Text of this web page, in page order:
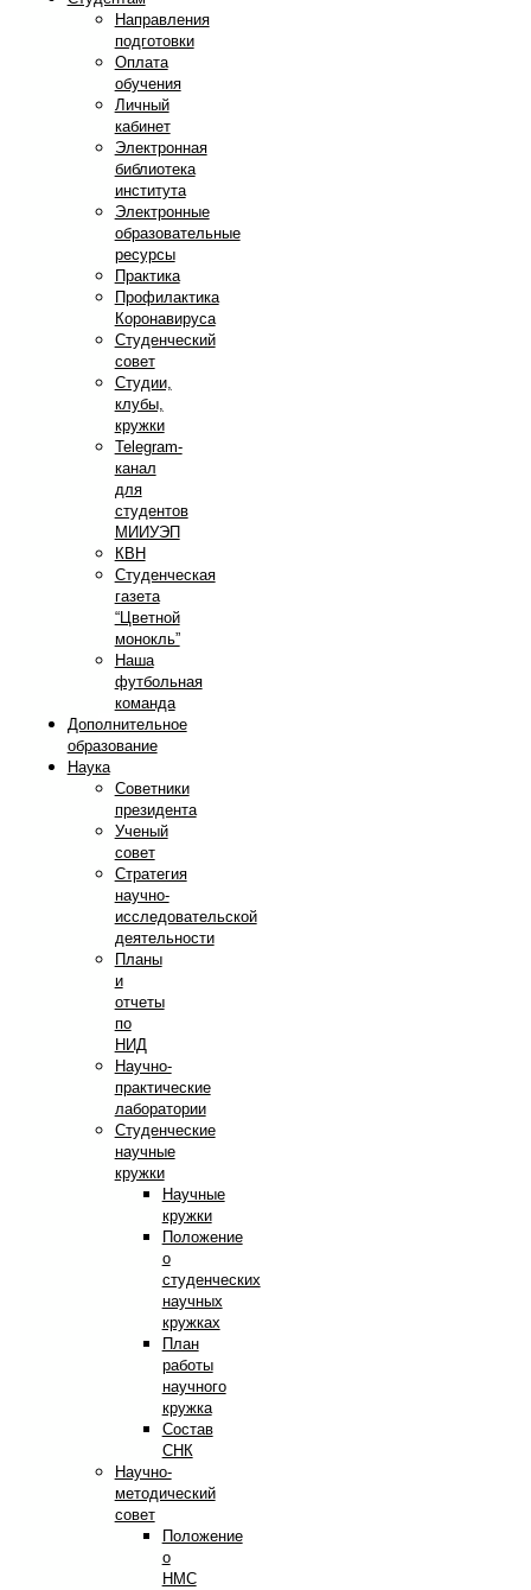
Направления
подготовки
Оплата
обучения
Личный
кабинет
Электронная
библиотека
института
Электронные
образовательные
ресурсы
Практика
Профилактика
Коронавируса
Студенческий
совет
Студии,
клубы,
кружки
Telegram-
канал
для
студентов
МИИУЭП
КВН
Студенческая
газета
“Цветной
монокль”
Наша
футбольная
команда
Дополнительное
образование
Наука
Советники
президента
Ученый
совет
Стратегия
научно-
исследовательской
деятельности
Планы
и
отчеты
по
НИД
Научно-
практические
лаборатории
Студенческие
научные
кружки
Научные
кружки
Положение
о
студенческих
научных
кружках
План
работы
научного
кружка
Состав
СНК
Научно-
методический
совет
Положение
о
НМС